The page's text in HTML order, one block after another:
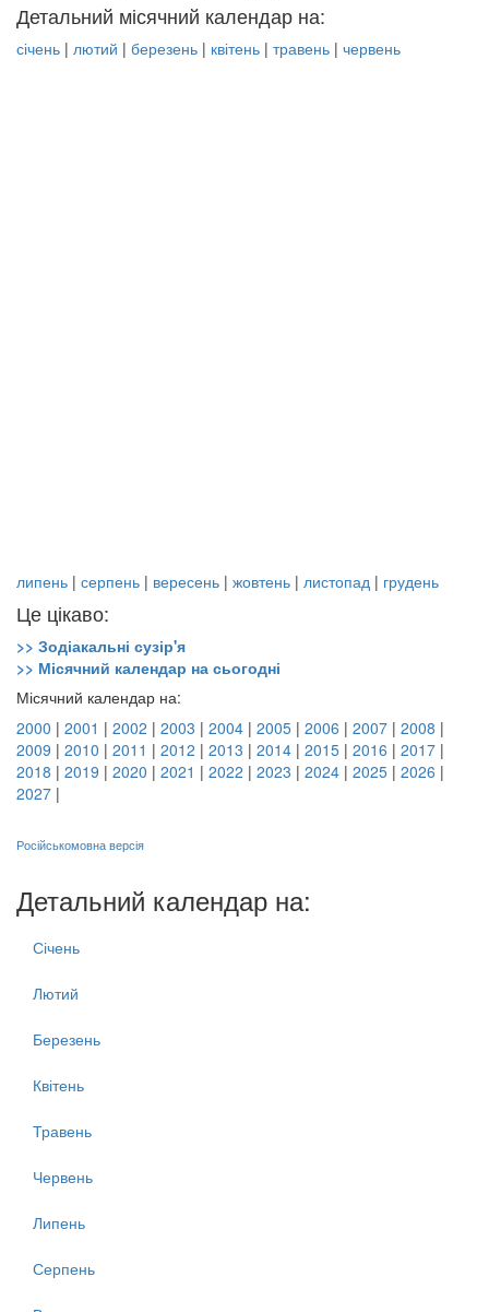
Детальний місячний календар на:
січень | лютий | березень | квітень | травень | червень
липень | серпень | вересень | жовтень | листопад | грудень
Це цікаво:
>> Зодіакальні сузір'я
>> Місячний календар на сьогодні
Місячний календар на:
2000 | 2001 | 2002 | 2003 | 2004 | 2005 | 2006 | 2007 | 2008 |
2009 | 2010 | 2011 | 2012 | 2013 | 2014 | 2015 | 2016 | 2017 |
2018 | 2019 | 2020 | 2021 | 2022 | 2023 | 2024 | 2025 | 2026 |
2027 |
Російськомовна версія
Детальний календар на:
Січень
Лютий
Березень
Квітень
Травень
Червень
Липень
Серпень